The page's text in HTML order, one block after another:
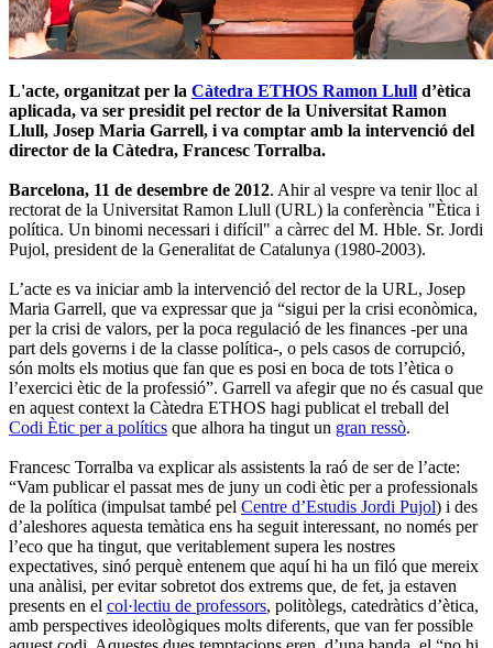
L'acte, organitzat per la Càtedra ETHOS Ramon Llull d’ètica
aplicada, va ser presidit pel rector de la Universitat Ramon
Llull, Josep Maria Garrell, i va comptar amb la intervenció del
director de la Càtedra, Francesc Torralba.
Barcelona, 11 de desembre de 2012. Ahir al vespre va tenir lloc al
rectorat de la Universitat Ramon Llull (URL) la conferència "Ètica i
política. Un binomi necessari i difícil" a càrrec del M. Hble. Sr. Jordi
Pujol, president de la Generalitat de Catalunya (1980-2003).
L’acte es va iniciar amb la intervenció del rector de la URL, Josep
Maria Garrell, que va expressar que ja “sigui per la crisi econòmica,
per la crisi de valors, per la poca regulació de les finances -per una
part dels governs i de la classe política-, o pels casos de corrupció,
són molts els motius que fan que es posi en boca de tots l’ètica o
l’exercici ètic de la professió”. Garrell va afegir que no és casual que
en aquest context la Càtedra ETHOS hagi publicat el treball del
Codi Ètic per a polítics que alhora ha tingut un gran ressò.
Francesc Torralba va explicar als assistents la raó de ser de l’acte:
“Vam publicar el passat mes de juny un codi ètic per a professionals
de la política (impulsat també pel Centre d’Estudis Jordi Pujol) i des
d’aleshores aquesta temàtica ens ha seguit interessant, no només per
l’eco que ha tingut, que veritablement supera les nostres
expectatives, sinó perquè entenem que aquí hi ha un filó que mereix
una anàlisi, per evitar sobretot dos extrems que, de fet, ja estaven
presents en el col·lectiu de professors, politòlegs, catedràtics d’ètica,
amb perspectives ideològiques molts diferents, que van fer possible